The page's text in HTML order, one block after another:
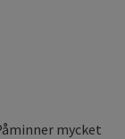
mycket